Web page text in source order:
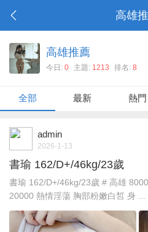
高雄
高雄推薦
今日: 0 主題: 1213 排名: 8
全部 最新 熱門
admin
2026-1-13
書瑜 162/D+/46kg/23歲
書瑜 162/D+/46kg/23歲 # 高雄
20000 熱情淫蕩 胸部粉嫩白皙 身 ...